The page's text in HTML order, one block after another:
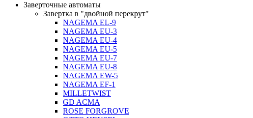
Заверточные автоматы
Завертка в "двойной перекрут"
NAGEMA EL-9
NAGEMA EU-3
NAGEMA EU-4
NAGEMA EU-5
NAGEMA EU-7
NAGEMA EU-8
NAGEMA EW-5
NAGEMA EF-1
MILLETWIST
GD ACMA
ROSE FORGROVE